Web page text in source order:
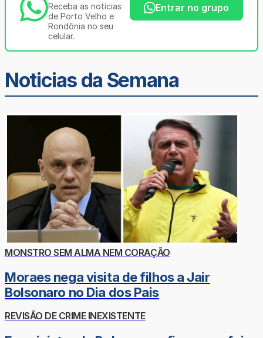
Receba as notícias
de Porto Velho e
Rondônia no seu
celular.
Entrar no grupo
Noticias da Semana
MONSTRO SEM ALMA NEM CORAÇÃO
Moraes nega visita de filhos a Jair
Bolsonaro no Dia dos Pais
REVISÃO DE CRIME INEXISTENTE